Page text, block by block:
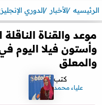
الرئيسيه الأخبار الدوري
موعد والقناة
وأستون فيلا اليوم
والمعلق
كتب
علياء محمد